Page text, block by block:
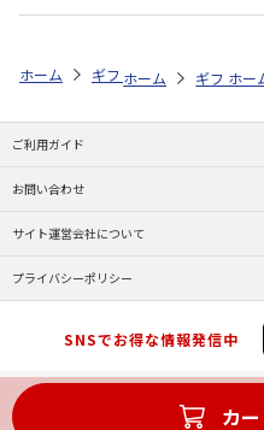
カ
ホーム ギフト通販 内祝い・
ホーム ギフト通
ホー
ご利用ガイド
お問い合わせ
サイト運営会社について
プライバシーポリシー
SNSでお得な情報発信中